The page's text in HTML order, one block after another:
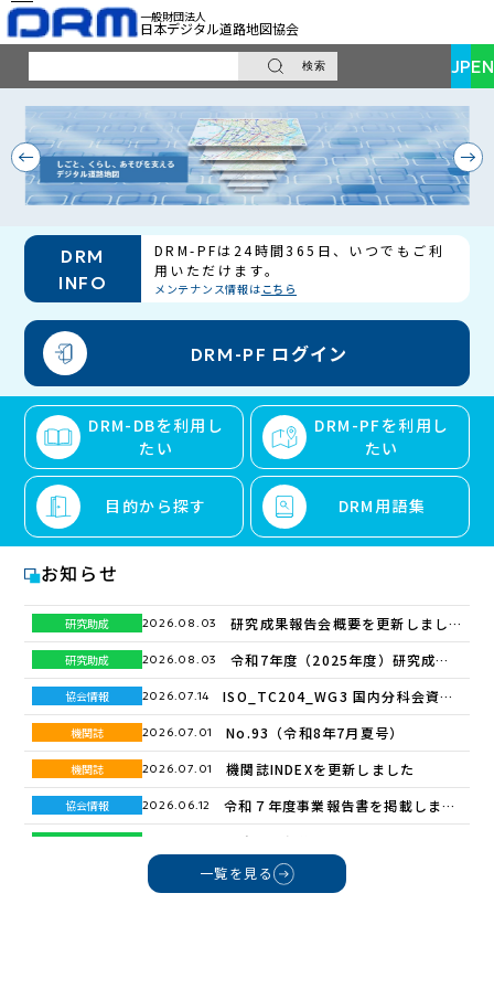
一般財団法人
日本デジタル道路地図協会
サ
ト
内
検
索
検索 JPEN
DRM
INFO
DRM-PFは24時間365日、いつでもご利
用いただけます。
メンテナンス情報は こちら
DRM-PF ログイン
DRM-DBを利用し
たい
DRM-PFを利用し
たい
目的から探す DRM用語集
お知らせ
研究助成 2026.08.03
研究成果報告会概要を更新しまし
た
研究助成 2026.08.03
令和7年度（2025年度）研究成果
報告会概要
協会情報 2026.07.14
ISO_TC204_WG3 国内分科会資料
を更新しました
機関誌 2026.07.01 No.93（令和8年7月夏号）
機関誌 2026.07.01 機関誌INDEXを更新しました
協会情報 2026.06.12
令和７年度事業報告書を掲載しまし
た
研究助成
令和8年度 第1回DRMセミナー ～
令和7年度 研究助成報告会のご案内
～
2026.05.18
令和8年度（2026年度）採択テーマ
一覧
一覧を見る